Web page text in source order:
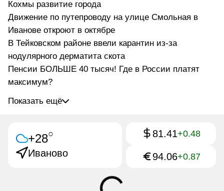
Кохмы развитие города
Движение по путепроводу на улице Смольная в
Иванове откроют в октябре
В Тейковском районе ввели карантин из-за
нодулярного дерматита скота
Пенсии БОЛЬШЕ 40 тысяч! Где в России платят
максимум?
Показать ещё
+28○
Иваново
81.41+0.48
94.06+0.87